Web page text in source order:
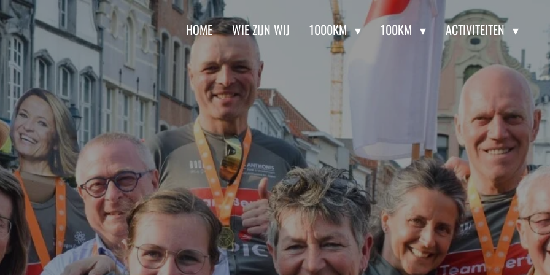
HOME WIE ZIJN WIJ 1000KM 100KM ACTIVITEITEN